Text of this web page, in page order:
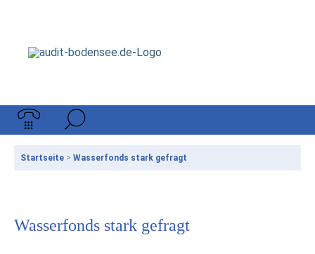
Startseite > Wasserfonds stark gefragt
Wasserfonds stark gefragt